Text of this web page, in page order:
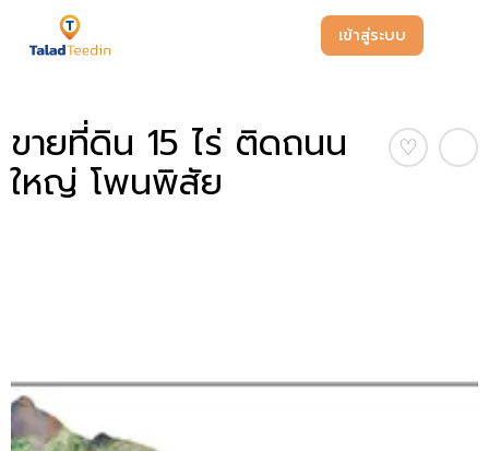
เข้าสู่ระบบ
ขายที่ดิน 15 ไร่ ติดถนน
ใหญ่ โพนพิสัย
♡